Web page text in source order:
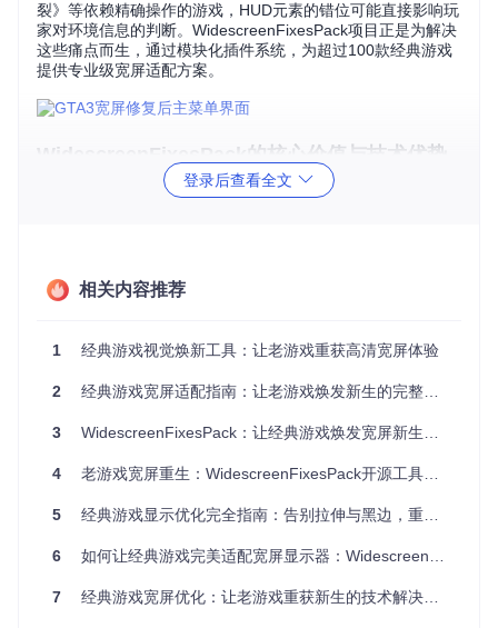
裂》等依赖精确操作的游戏，HUD元素的错位可能直接影响玩
家对环境信息的判断。WidescreenFixesPack项目正是为解决
这些痛点而生，通过模块化插件系统，为超过100款经典游戏
提供专业级宽屏适配方案。
WidescreenFixesPack的核心价值与技术优势
WidescreenFixesPack采用创新的模块化架构，实现了对多平
CSX2、PPSSPP、Dolphin等主流模拟器环境进行了深度优
化。这种跨平台特性使PlayStation 2、PSP等主机平台的经典
零侵入式安装体验：通过动态链接库注入技术，修复插件可直
插件（如dinput8.dll、d3d9.dll）复制到游戏目录即可生效，卸
机制，确保修复功能不会对游戏性能产生负面影响。项目中每
pp）都经过针对性优化，在提供宽屏支持的同时修复了原版游
登录后查看全文
相关内容推荐
1 经典游戏视觉焕新工具：让老游戏重获高清宽屏体验
2 经典游戏宽屏适配指南：让老游戏焕发新生的完整方案
3 WidescreenFixesPack：让经典游戏焕发宽屏新生的技术解析与实践指南
4 老游戏宽屏重生：WidescreenFixesPack开源工具的完整适配方案
5 经典游戏显示优化完全指南：告别拉伸与黑边，重获视觉新生
6 如何让经典游戏完美适配宽屏显示器：WidescreenFixesPack完整解决方案指南
7 经典游戏宽屏优化：让老游戏重获新生的技术解决方案